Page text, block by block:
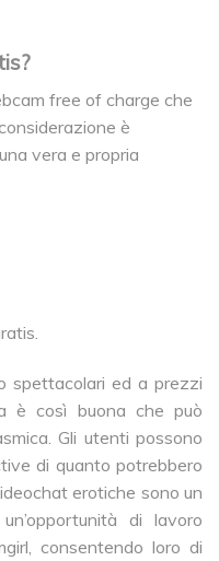
free of charge che
è
vera e propria
spettacolari ed a prezzi
è così buona che può
Gli utenti possono
di quanto potrebbero
erotiche sono un
di lavoro
consentendo loro di